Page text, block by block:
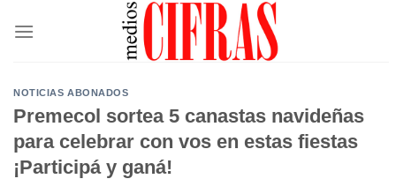
NOTICIAS ABONADOS
Premecol sortea 5 canastas navideñas
para celebrar con vos en estas fiestas
¡Participá y ganá!